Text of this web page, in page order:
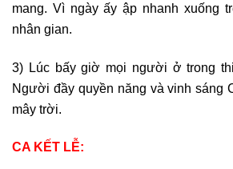
mang. Vì ngày ấy ập nhanh xuống
nhân gian.
3) Lúc bấy giờ mọi người ở trong
Người đầy quyền năng và vinh sáng
mây trời.
CA KẾT LỄ: